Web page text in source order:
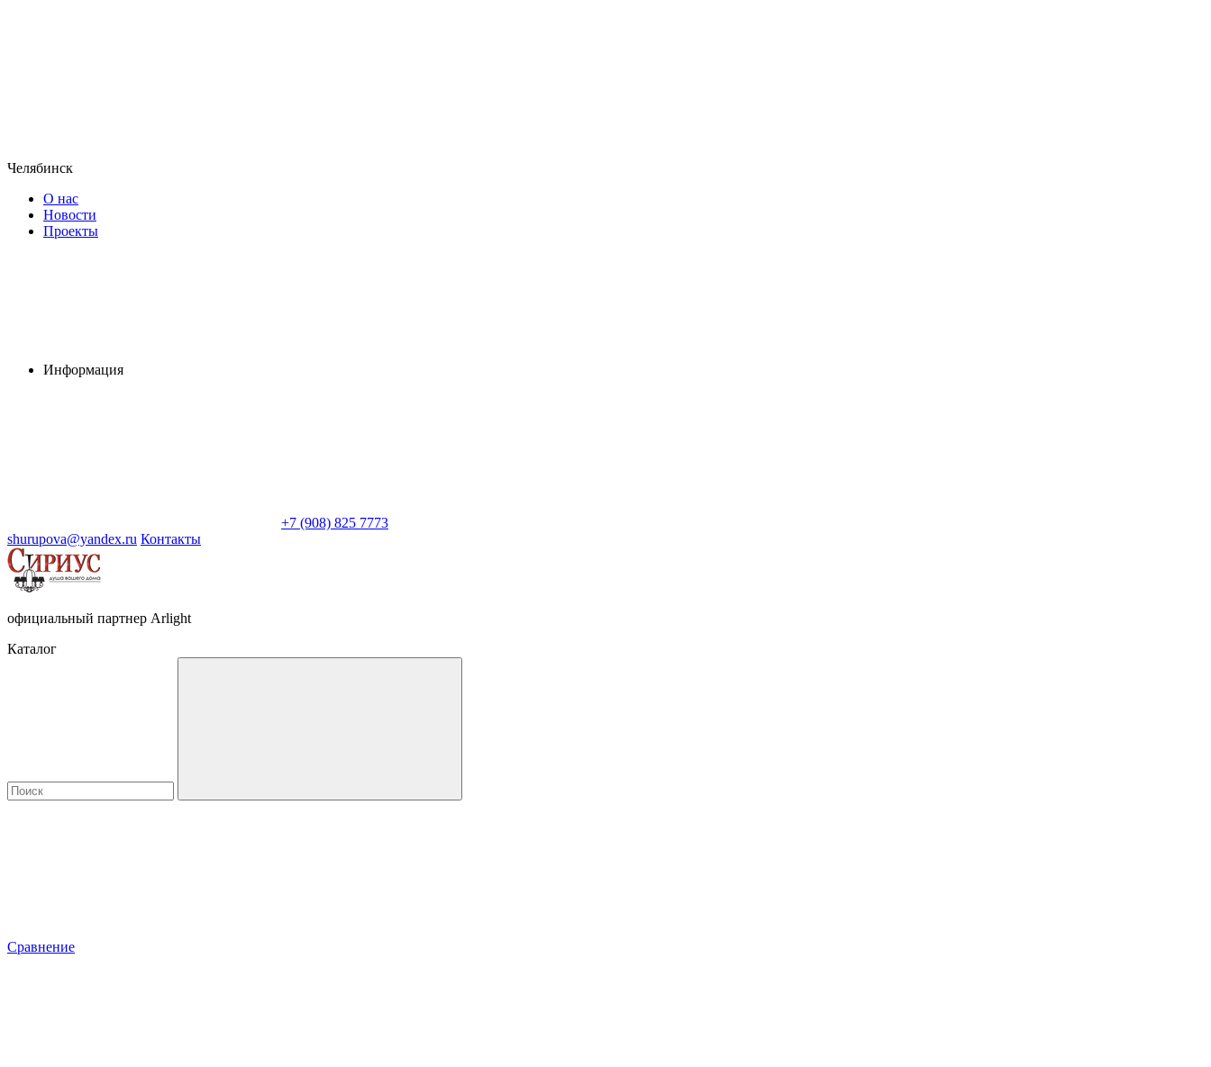
Челябинск
О нас
Новости
Проекты
Информация
+7 (908) 825 7773
shurupova@yandex.ru Контакты
официальный партнер Arlight
Каталог
Сравнение